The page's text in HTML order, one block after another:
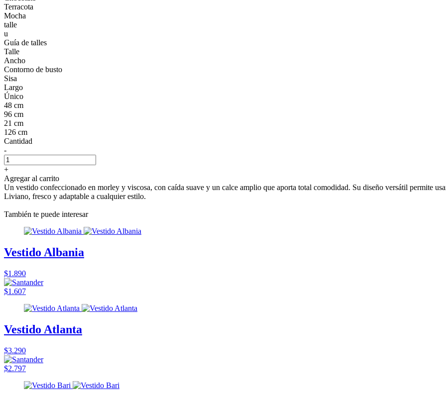
Terracota
Mocha
talle
u
Guía de talles
Talle
Ancho
Contorno de busto
Sisa
Largo
Único
48 cm
96 cm
21 cm
126 cm
Cantidad
-
+
Agregar al carrito
Un vestido confeccionado en morley y viscosa, con caída suave y un calce amplio que aporta total comodidad. Su diseño versátil permite
Liviano, fresco y adaptable a cualquier estilo.
También te puede interesar
Vestido Albania
$1.890
$1.607
Vestido Atlanta
$3.290
$2.797